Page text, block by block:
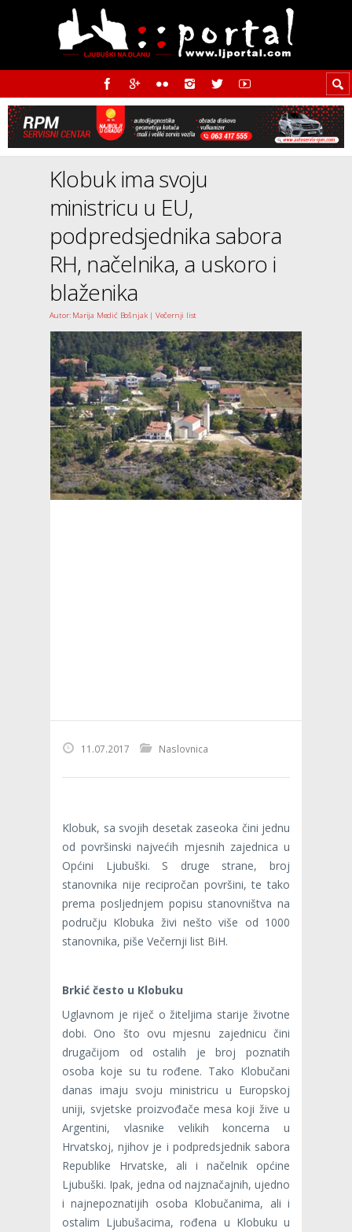
Klobuk ima svoju
ministricu u EU,
podpredsjednika sabora
RH, načelnika, a uskoro i
blaženika
Autor: Marija Medić Bošnjak | Večernji list
11.07.2017 Naslovnica
Klobuk, sa svojih desetak zaseoka čini jednu
od površinski najvećih mjesnih zajednica u
Općini Ljubuški. S druge strane, broj
stanovnika nije recipročan površini, te tako
prema posljednjem popisu stanovništva na
području Klobuka živi nešto više od 1000
stanovnika, piše Večernji list BiH.
Brkić često u Klobuku
Uglavnom je riječ o žiteljima starije životne
dobi. Ono što ovu mjesnu zajednicu čini
drugačijom od ostalih je broj poznatih
osoba koje su tu rođene. Tako Klobučani
danas imaju svoju ministricu u Europskoj
uniji, svjetske proizvođače mesa koji žive u
Argentini, vlasnike velikih koncerna u
Hrvatskoj, njihov je i podpredsjednik sabora
Republike Hrvatske, ali i načelnik općine
Ljubuški. Ipak, jedna od najznačajnih, ujedno
i najnepoznatijih osoba Klobučanima, ali i
ostalim Ljubušacima, rođena u Klobuku u